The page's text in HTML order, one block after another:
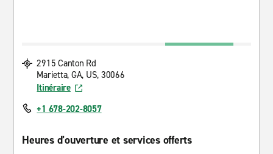
2915 Canton Rd
Marietta, GA, US, 30066
Itinéraire
+1 678-202-8057
Heures d’ouverture et services offerts